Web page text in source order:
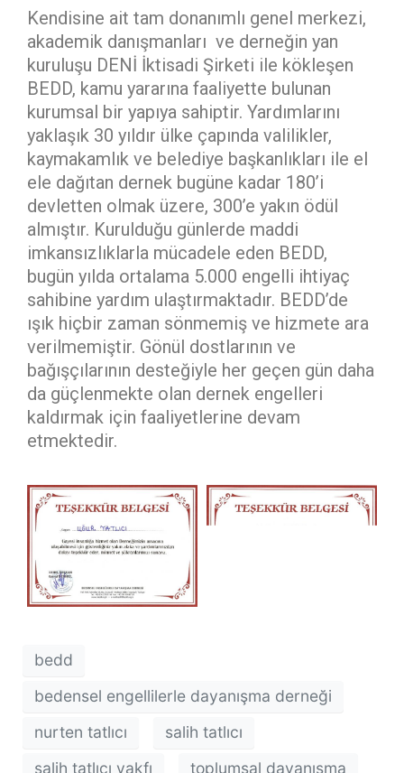
Kendisine ait tam donanımlı genel merkezi,
akademik danışmanları ve derneğin yan
kuruluşu DENİ İktisadi Şirketi ile kökleşen
BEDD, kamu yararına faaliyette bulunan
kurumsal bir yapıya sahiptir. Yardımlarını
yaklaşık 30 yıldır ülke çapında valilikler,
kaymakamlık ve belediye başkanlıkları ile el
ele dağıtan dernek bugüne kadar 180’i
devletten olmak üzere, 300’e yakın ödül
almıştır. Kurulduğu günlerde maddi
imkansızlıklarla mücadele eden BEDD,
bugün yılda ortalama 5.000 engelli ihtiyaç
sahibine yardım ulaştırmaktadır. BEDD’de
ışık hiçbir zaman sönmemiş ve hizmete ara
verilmemiştir. Gönül dostlarının ve
bağışçılarının desteğiyle her geçen gün daha
da güçlenmekte olan dernek engelleri
kaldırmak için faaliyetlerine devam
etmektedir.
bedd
bedensel engellilerle dayanışma derneği
nurten tatlıcı
salih tatlıcı
salih tatlıcı vakfı
toplumsal dayanışma